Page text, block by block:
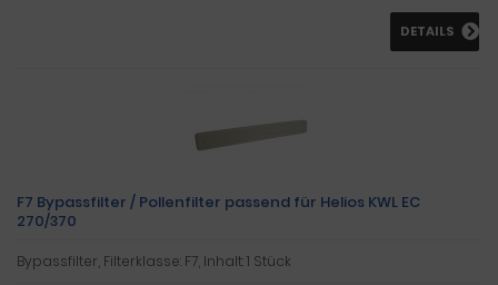
DETAILS
F7 Bypassfilter / Pollenfilter passend für Helios KWL EC
270/370
Bypassfilter, Filterklasse: F7, Inhalt: 1 Stück